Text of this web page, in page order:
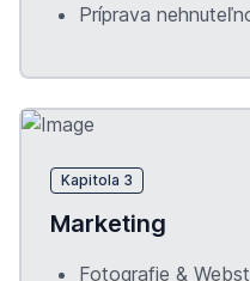
Príprava
Kapitola 3
Marketing
Fotografie &